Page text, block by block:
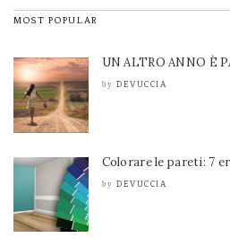
MOST POPULAR
UN ALTRO ANNO È
by DEVUCCIA
Colorare le pareti: 7
by DEVUCCIA